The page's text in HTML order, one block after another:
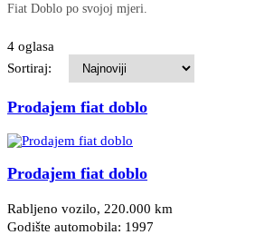
Fiat Doblo po svojoj mjeri.
4 oglasa
Sortiraj:
Prodajem fiat doblo
Prodajem fiat doblo
Rabljeno vozilo, 220.000 km
Godište automobila: 1997